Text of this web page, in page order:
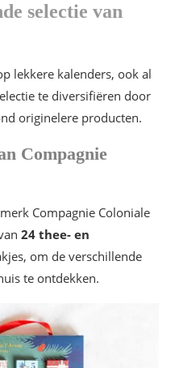
selectie van
lekkere kalenders, ook al
te diversifiëren door
originelere producten.
Compagnie
Compagnie Coloniale
24 thee- en
om de verschillende
te ontdekken.